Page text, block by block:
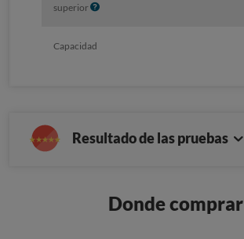
superiorI
o
Capacidad
Resultado de las pruebas
Donde comprar